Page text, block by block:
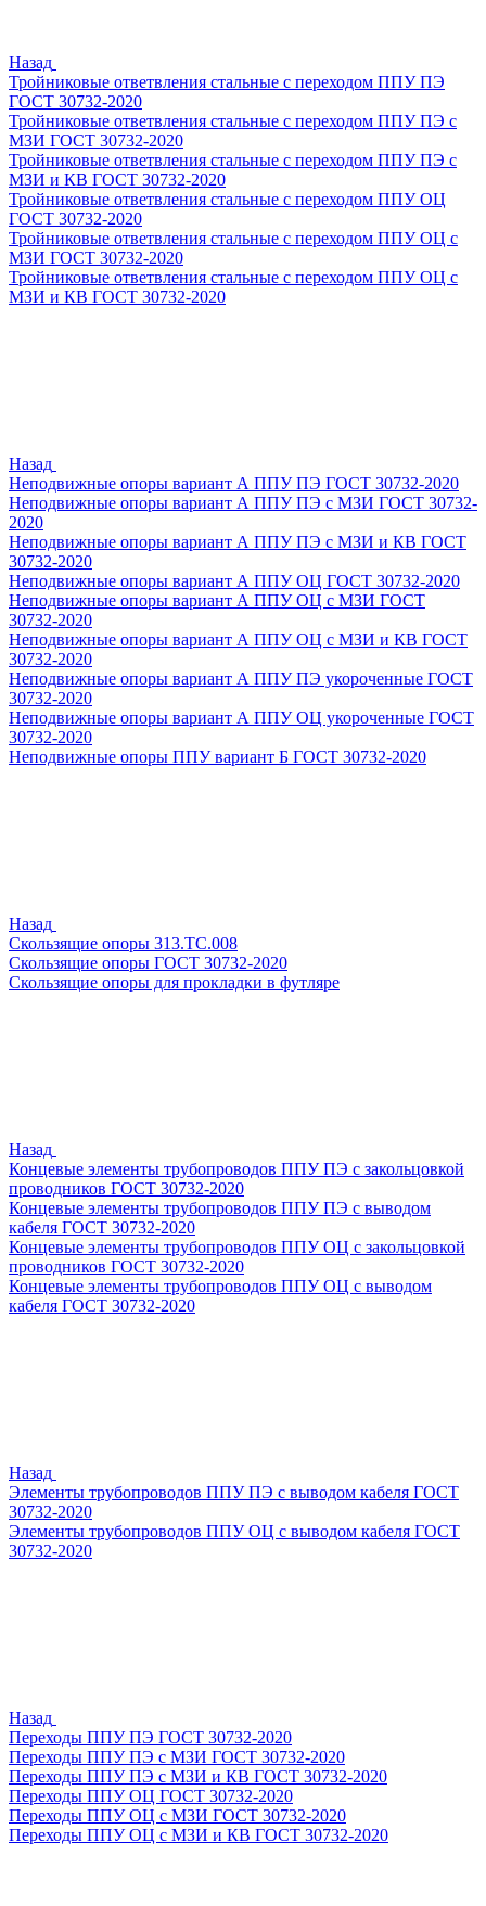
Назад
Тройниковые ответвления стальные с переходом ППУ ПЭ
ГОСТ 30732-2020
Тройниковые ответвления стальные с переходом ППУ ПЭ с
МЗИ ГОСТ 30732-2020
Тройниковые ответвления стальные с переходом ППУ ПЭ с
МЗИ и КВ ГОСТ 30732-2020
Тройниковые ответвления стальные с переходом ППУ ОЦ
ГОСТ 30732-2020
Тройниковые ответвления стальные с переходом ППУ ОЦ с
МЗИ ГОСТ 30732-2020
Тройниковые ответвления стальные с переходом ППУ ОЦ с
МЗИ и КВ ГОСТ 30732-2020
Назад
Неподвижные опоры вариант А ППУ ПЭ ГОСТ 30732-2020
Неподвижные опоры вариант А ППУ ПЭ с МЗИ ГОСТ 30732-
2020
Неподвижные опоры вариант А ППУ ПЭ с МЗИ и КВ ГОСТ
30732-2020
Неподвижные опоры вариант А ППУ ОЦ ГОСТ 30732-2020
Неподвижные опоры вариант А ППУ ОЦ с МЗИ ГОСТ
30732-2020
Неподвижные опоры вариант А ППУ ОЦ с МЗИ и КВ ГОСТ
30732-2020
Неподвижные опоры вариант А ППУ ПЭ укороченные ГОСТ
30732-2020
Неподвижные опоры вариант А ППУ ОЦ укороченные ГОСТ
30732-2020
Неподвижные опоры ППУ вариант Б ГОСТ 30732-2020
Назад
Скользящие опоры 313.ТС.008
Скользящие опоры ГОСТ 30732-2020
Скользящие опоры для прокладки в футляре
Назад
Концевые элементы трубопроводов ППУ ПЭ с закольцовкой
проводников ГОСТ 30732-2020
Концевые элементы трубопроводов ППУ ПЭ с выводом
кабеля ГОСТ 30732-2020
Концевые элементы трубопроводов ППУ ОЦ с закольцовкой
проводников ГОСТ 30732-2020
Концевые элементы трубопроводов ППУ ОЦ с выводом
кабеля ГОСТ 30732-2020
Назад
Элементы трубопроводов ППУ ПЭ с выводом кабеля ГОСТ
30732-2020
Элементы трубопроводов ППУ ОЦ с выводом кабеля ГОСТ
30732-2020
Назад
Переходы ППУ ПЭ ГОСТ 30732-2020
Переходы ППУ ПЭ с МЗИ ГОСТ 30732-2020
Переходы ППУ ПЭ с МЗИ и КВ ГОСТ 30732-2020
Переходы ППУ ОЦ ГОСТ 30732-2020
Переходы ППУ ОЦ с МЗИ ГОСТ 30732-2020
Переходы ППУ ОЦ с МЗИ и КВ ГОСТ 30732-2020